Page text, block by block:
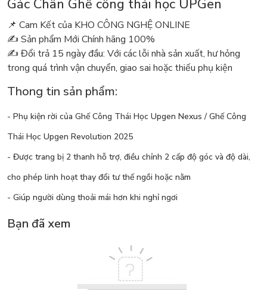
Gác Chân Ghế công thái học UPGen
📌 Cam Kết của KHO CÔNG NGHỆ ONLINE
✍️ Sản phẩm Mới Chính hãng 100%
✍️ Đổi trả 15 ngày đầu: Với các lỗi nhà sản xuất, hư hỏng
trong quá trình vận chuyển, giao sai hoặc thiếu phụ kiện
Thong tin sản phẩm:
- Phụ kiện rời của Ghế Công Thái Học Upgen Nexus / Ghế Công
Thái Học Upgen Revolution 2025
- Được trang bị 2 thanh hỗ trợ, điều chỉnh 2 cấp độ góc và độ dài,
cho phép linh hoạt thay đổi tư thế ngồi hoặc nằm
- Giúp người dùng thoải mái hơn khi nghỉ ngơi
Bạn đã xem